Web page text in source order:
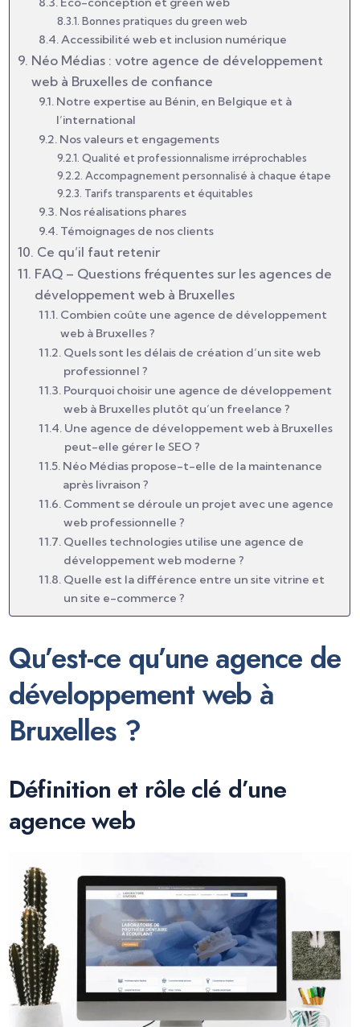
Bonnes pratiques du green web
Accessibilité web et inclusion numérique
Néo Médias : votre agence de développement
web à Bruxelles de confiance
Notre expertise au Bénin, en Belgique et à
l’international
Nos valeurs et engagements
Qualité et professionnalisme irréprochables
Accompagnement personnalisé à chaque étape
Tarifs transparents et équitables
Nos réalisations phares
Témoignages de nos clients
Ce qu’il faut retenir
FAQ – Questions fréquentes sur les agences de
développement web à Bruxelles
Combien coûte une agence de développement
web à Bruxelles ?
Quels sont les délais de création d’un site web
professionnel ?
Pourquoi choisir une agence de développement
web à Bruxelles plutôt qu’un freelance ?
Une agence de développement web à Bruxelles
peut-elle gérer le SEO ?
Néo Médias propose-t-elle de la maintenance
après livraison ?
Comment se déroule un projet avec une agence
web professionnelle ?
Quelles technologies utilise une agence de
développement web moderne ?
Quelle est la différence entre un site vitrine et
un site e-commerce ?
Qu’est-ce qu’une agence de
développement web à
Bruxelles ?
Définition et rôle clé d’une
agence web